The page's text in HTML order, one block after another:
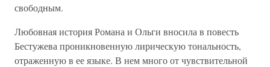
свободным.
Любовная история Романа и Ольги вносила в повесть
Бестужева проникновенную лирическую тональность,
отраженную в ее языке. В нем много от чувствительной